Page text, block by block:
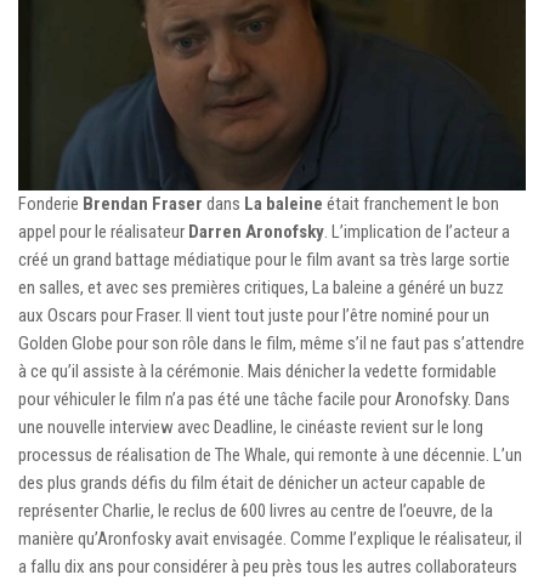
Fonderie Brendan Fraser dans La baleine était franchement le bon
appel pour le réalisateur Darren Aronofsky. L’implication de l’acteur a
créé un grand battage médiatique pour le film avant sa très large sortie
en salles, et avec ses premières critiques, La baleine a généré un buzz
aux Oscars pour Fraser. Il vient tout juste pour l’être nominé pour un
Golden Globe pour son rôle dans le film, même s’il ne faut pas s’attendre
à ce qu’il assiste à la cérémonie. Mais dénicher la vedette formidable
pour véhiculer le film n’a pas été une tâche facile pour Aronofsky. Dans
une nouvelle interview avec Deadline, le cinéaste revient sur le long
processus de réalisation de The Whale, qui remonte à une décennie. L’un
des plus grands défis du film était de dénicher un acteur capable de
représenter Charlie, le reclus de 600 livres au centre de l’oeuvre, de la
manière qu’Aronfosky avait envisagée. Comme l’explique le réalisateur, il
a fallu dix ans pour considérer à peu près tous les autres collaborateurs